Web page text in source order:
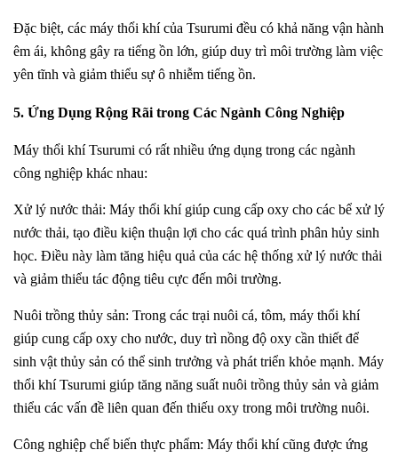
Đặc biệt, các máy thổi khí của Tsurumi đều có khả năng vận hành
êm ái, không gây ra tiếng ồn lớn, giúp duy trì môi trường làm việc
yên tĩnh và giảm thiểu sự ô nhiễm tiếng ồn.
5. Ứng Dụng Rộng Rãi trong Các Ngành Công Nghiệp
Máy thổi khí Tsurumi có rất nhiều ứng dụng trong các ngành
công nghiệp khác nhau:
Xử lý nước thải: Máy thổi khí giúp cung cấp oxy cho các bể xử lý
nước thải, tạo điều kiện thuận lợi cho các quá trình phân hủy sinh
học. Điều này làm tăng hiệu quả của các hệ thống xử lý nước thải
và giảm thiểu tác động tiêu cực đến môi trường.
Nuôi trồng thủy sản: Trong các trại nuôi cá, tôm, máy thổi khí
giúp cung cấp oxy cho nước, duy trì nồng độ oxy cần thiết để
sinh vật thủy sản có thể sinh trưởng và phát triển khỏe mạnh. Máy
thổi khí Tsurumi giúp tăng năng suất nuôi trồng thủy sản và giảm
thiểu các vấn đề liên quan đến thiếu oxy trong môi trường nuôi.
Công nghiệp chế biến thực phẩm: Máy thổi khí cũng được ứng